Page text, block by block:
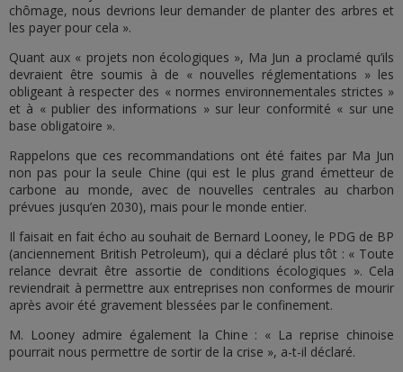
chômage, nous devrions leur demander de planter des arbres et
les payer pour cela ».
Quant aux « projets non écologiques », Ma Jun a proclamé qu’ils
devraient être soumis à de « nouvelles réglementations » les
obligeant à respecter des « normes environnementales strictes »
et à « publier des informations » sur leur conformité « sur une
base obligatoire ».
Rappelons que ces recommandations ont été faites par Ma Jun
non pas pour la seule Chine (qui est le plus grand émetteur de
carbone au monde, avec de nouvelles centrales au charbon
prévues jusqu’en 2030), mais pour le monde entier.
Il faisait en fait écho au souhait de Bernard Looney, le PDG de BP
(anciennement British Petroleum), qui a déclaré plus tôt : « Toute
relance devrait être assortie de conditions écologiques ». Cela
reviendrait à permettre aux entreprises non conformes de mourir
après avoir été gravement blessées par le confinement.
M. Looney admire également la Chine : « La reprise chinoise
pourrait nous permettre de sortir de la crise », a-t-il déclaré.